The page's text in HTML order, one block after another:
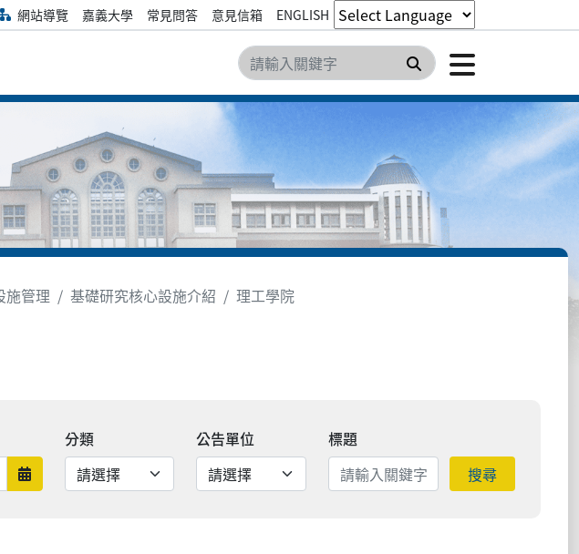
網站導覽 嘉義大學 常見問答 意見信箱 ENGLISH
搜尋 點擊開
施管理 基礎研究核心設施介紹 理工學院
日期範圍結束
分類 公告單位
標題
搜尋